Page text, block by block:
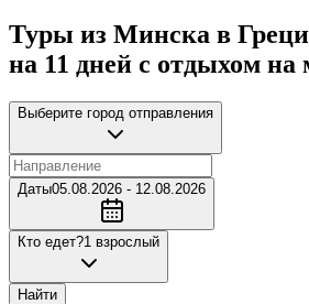
Туры из Минска в
на 11 дней с отдыхом на
Выберите город отправления
Даты05.08.2026 - 12.08.2026
Кто едет?1 взрослый
Найти